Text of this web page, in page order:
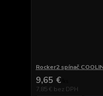
Rocker2 spínač
9,65 €
7,85 € bez DPH